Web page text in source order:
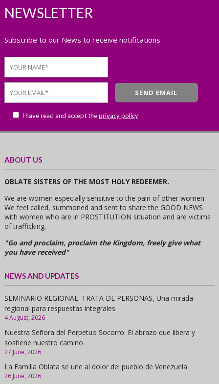
NEWSLETTER
Subscribe to our News to receive notifications
I have read and accept theprivacy policy
ABOUT US
OBLATE SISTERS OF THE MOST HOLY REDEEMER.
We are women especially sensitive to the pain of other women.
We feel called, summoned and sent to share the GOOD NEWS
with women who are in PROSTITUTION situation and are victims
of trafficking.
"Go and proclaim, proclaim the Kingdom, freely give what
you have received"
NEWS AND UPDATES
SEMINARIO REGIONAL. TRATA DE PERSONAS, Una mirada
regional para respuestas integrales
4 August, 2026
Nuestra Señora del Perpetuo Socorro: El abrazo que libera y
sostiene nuestro camino
27 June, 2026
La Familia Oblata se une al dolor del pueblo de Venezuela
26 June, 2026